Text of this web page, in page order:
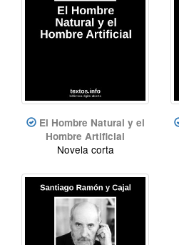
El Hombre Natural y el
Hombre Artificial
Novela corta